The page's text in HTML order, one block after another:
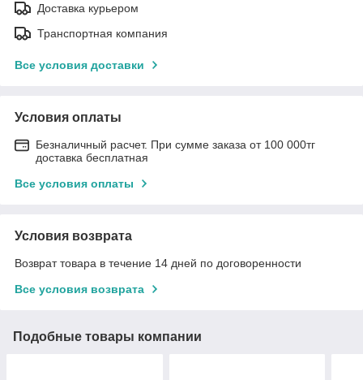
Доставка курьером
Транспортная компания
Все условия доставки
Условия оплаты
Безналичный расчет. При сумме заказа от 100 000тг
доставка бесплатная
Все условия оплаты
Условия возврата
Возврат товара в течение 14 дней по договоренности
Все условия возврата
Подобные товары компании